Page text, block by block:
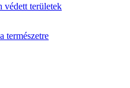
védett területek
természetre